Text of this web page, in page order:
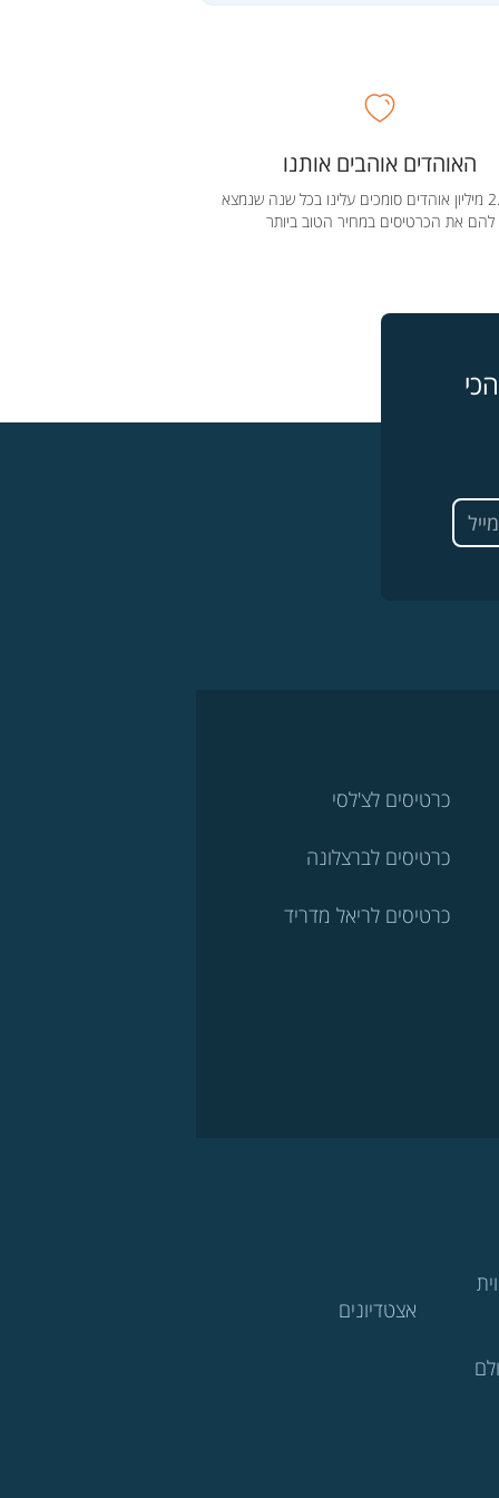
האוהדים אוהבים אותנו
מעל 2.5 מיליון אוהדים סומכים עלינו בכל שנה שנמצא
להם את הכרטיסים במחיר הטוב ביותר
כרטיסים לצ'לסי
כרטיסים לברצלונה
כרטיסים לריאל מדריד
אצטדיונים